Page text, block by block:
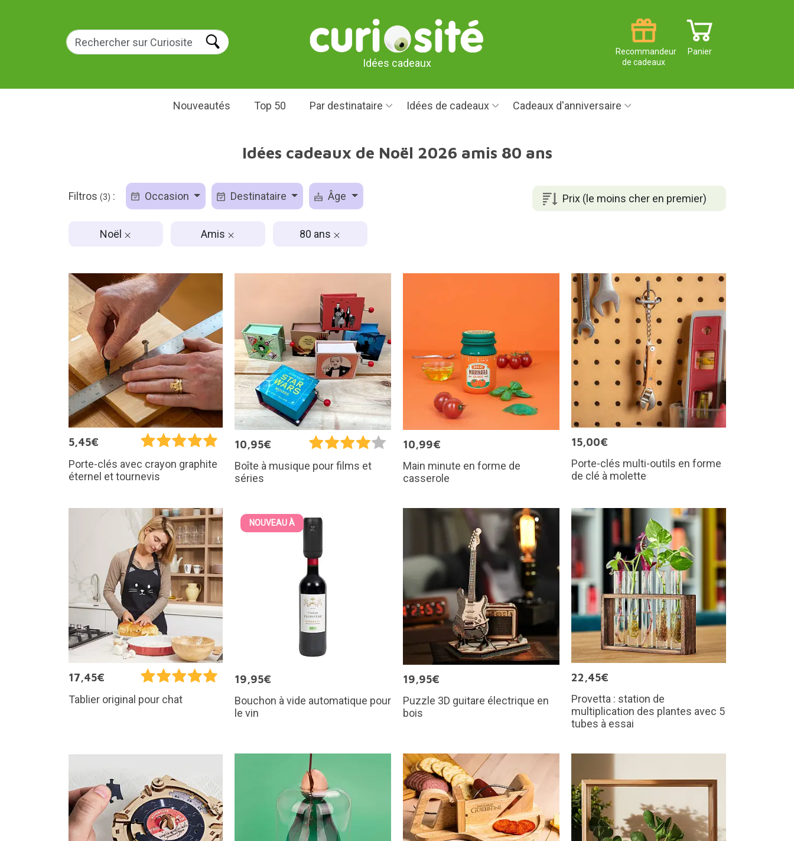
Idées cadeaux
Panier
Recommandeur
de cadeaux
Nouveautés Top 50 Par destinataire Idées de cadeaux Cadeaux d'anniversaire
Idées cadeaux de Noël 2026 amis 80 ans
Prix (le moins cher en premier)
Filtros (3) : Occasion Destinataire Âge
Noël Amis 80 ans
5,45€
Porte-clés avec crayon graphite
éternel et tournevis
10,95€
Boîte à musique pour films et
séries
10,99€
Main minute en forme de
casserole
15,00€
Porte-clés multi-outils en forme
de clé à molette
17,45€
Tablier original pour chat
NOUVEAU À
19,95€
Bouchon à vide automatique pour
le vin
19,95€
Puzzle 3D guitare électrique en
bois
22,45€
Provetta : station de
multiplication des plantes avec 5
tubes à essai